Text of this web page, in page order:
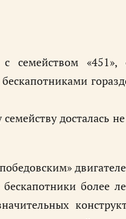
семейством «451»,
досталась
бескапотники